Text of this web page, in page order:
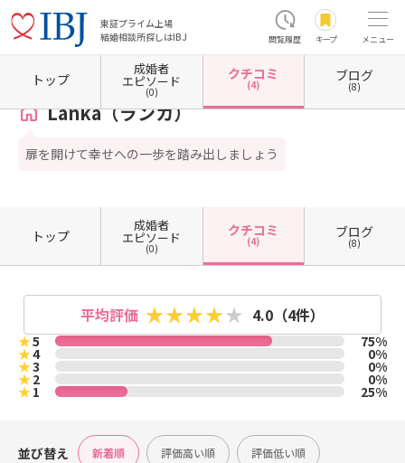
東証プライム上場
結婚相談所探しはIBJ
閲覧履歴 キープ メニュー
ホーム 茨城県の結婚相談所 茨城県結城市 Lanka（ランカ） クチコミ一覧
Lanka（ランカ）
扉を開けて幸せへの一歩を踏み出しましょう
トップ
成婚者
エピソード
(0)
クチコミ
(4)
ブログ
(8)
トップ
成婚者
エピソード
(0)
クチコミ
(4)
ブログ
(8)
平均評価 4.0 （4件）
★5 75%
★4 0%
★3 0%
★2 0%
★1 25%
並び替え 新着順 評価高い順 評価低い順